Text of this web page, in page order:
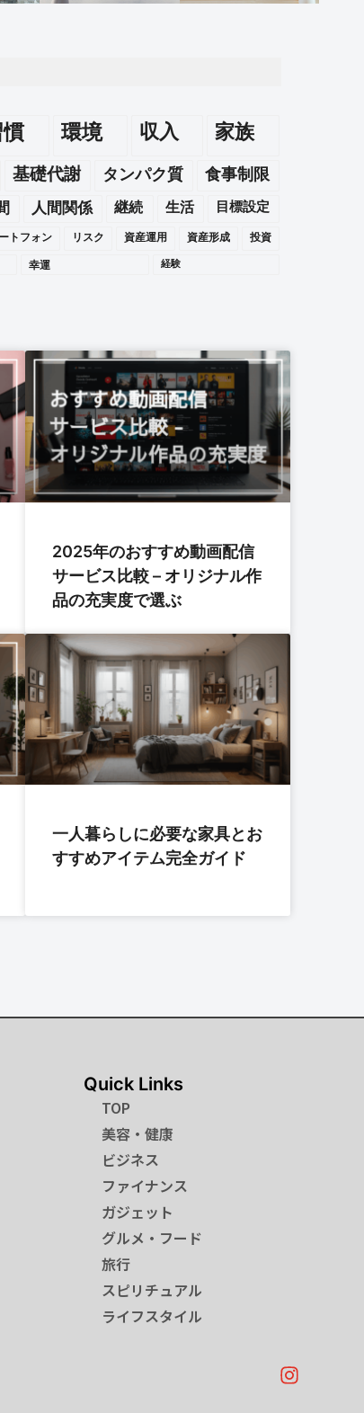
環境 収入 家族
基礎代謝 タンパク質
食事制限
人間関係 継続 生活
目標設定
トフォン リスク 資産運用 資産形成 投資
幸運 経験
2025年のおすすめ動画配信
サービス比較 – オリジナル作
品の充実度で選ぶ
一人暮らしに必要な家具とお
すすめアイテム完全ガイド
Quick Links
TOP
美容・健康
ビジネス
ファイナンス
ガジェット
グルメ・フード
旅行
スピリチュアル
ライフスタイル